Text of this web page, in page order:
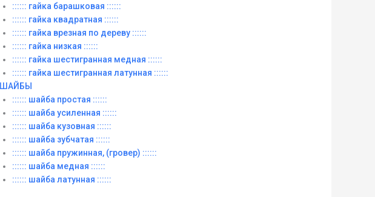
:::::: гайка барашковая ::::::
:::::: гайка квадратная ::::::
:::::: гайка врезная по дереву ::::::
:::::: гайка низкая ::::::
:::::: гайка шестигранная медная ::::::
:::::: гайка шестигранная латунная ::::::
ШАЙБЫ
:::::: шайба простая ::::::
:::::: шайба усиленная ::::::
:::::: шайба кузовная ::::::
:::::: шайба зубчатая ::::::
:::::: шайба пружинная, (гровер) ::::::
:::::: шайба медная ::::::
:::::: шайба латунная ::::::